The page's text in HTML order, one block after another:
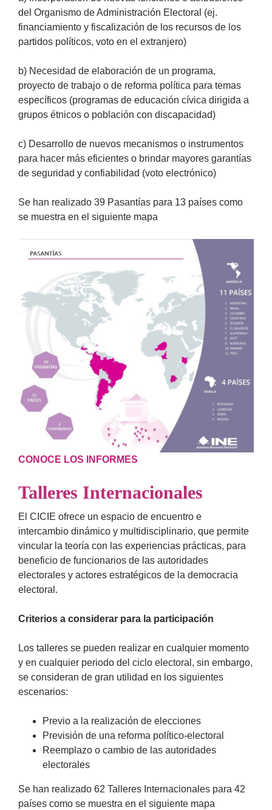
del Organismo de Administración Electoral (ej.
financiamiento y fiscalización de los recursos de los
partidos políticos, voto en el extranjero)
b) Necesidad de elaboración de un programa,
proyecto de trabajo o de reforma política para temas
específicos (programas de educación cívica dirigida a
grupos étnicos o población con discapacidad)
c) Desarrollo de nuevos mecanismos o instrumentos
para hacer más eficientes o brindar mayores garantías
de seguridad y confiabilidad (voto electrónico)
Se han realizado 39 Pasantías para 13 países como
se muestra en el siguiente mapa
CONOCE LOS INFORMES
Talleres Internacionales
El CICIE ofrece un espacio de encuentro e
intercambio dinámico y multidisciplinario, que permite
vincular la teoría con las experiencias prácticas, para
beneficio de funcionarios de las autoridades
electorales y actores estratégicos de la democracia
electoral.
Criterios a considerar para la participación
Los talleres se pueden realizar en cualquier momento
y en cualquier periodo del ciclo electoral, sin embargo,
se consideran de gran utilidad en los siguientes
escenarios:
Previo a la realización de elecciones
Previsión de una reforma político-electoral
Reemplazo o cambio de las autoridades
electorales
Se han realizado 62 Talleres Internacionales para 42
países como se muestra en el siguiente mapa